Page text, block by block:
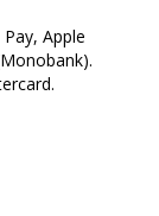
Apple